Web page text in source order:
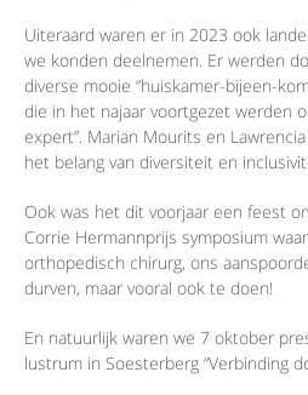
Uiteraard waren er in 2023 ook
we konden deelnemen. Er werden
diverse mooie “huiskamer-bijeen-
die in het najaar voortgezet werden
expert”. Marian Mourits en
het belang van diversiteit en
Ook was het dit voorjaar een feest
Corrie Hermannprijs symposium
orthopedisch chirurg, ons
durven, maar vooral ook te doen!
En natuurlijk waren we 7 oktober
lustrum in Soesterberg “Verbinding